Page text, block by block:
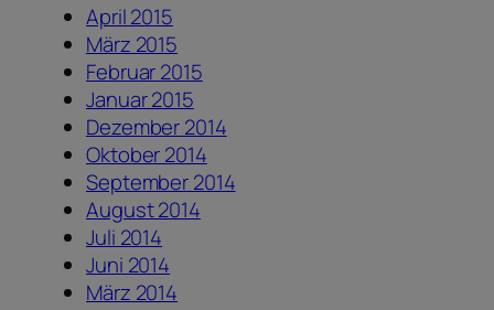
April 2015
März 2015
Februar 2015
Januar 2015
Dezember 2014
Oktober 2014
September 2014
August 2014
Juli 2014
Juni 2014
März 2014